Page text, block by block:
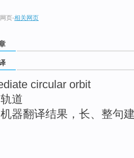
页-相关网页
circular orbit
道
器翻译结果，长、整句